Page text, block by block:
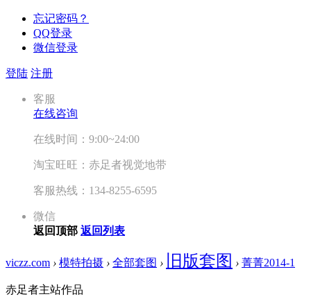
忘记密码？
QQ登录
微信登录
登陆 注册
客服
在线咨询
在线时间：9:00~24:00
淘宝旺旺：赤足者视觉地带
客服热线：134-8255-6595
微信
返回顶部 返回列表
viczz.com › 模特拍摄 › 全部套图 › 旧版套图 › 菁菁2014-1
赤足者主站作品